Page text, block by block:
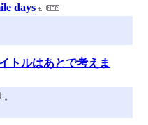
days
トルはあとで考えま